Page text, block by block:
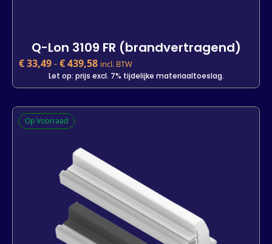
Q-Lon 3109 FR (brandvertragend)
€33,49-€439,58 incl. BTW
Let op: prijs excl. 7% tijdelijke materiaaltoeslag.
Q-Lon 3109 FR (brandvertragend)
€33,49 incl. BTW
7 m 25 m
-
In winkelwagen
Op Voorraad